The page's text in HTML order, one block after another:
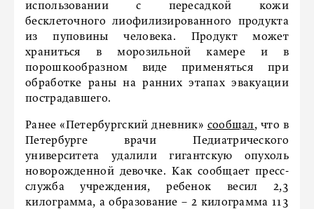
использовании с пересадкой кожи
бесклеточного лиофилизированного продукта
из пуповины человека. Продукт может
храниться в морозильной камере и в
порошкообразном виде применяться при
обработке раны на ранних этапах эвакуации
пострадавшего.
Ранее «Петербургский дневник» сообщал, что в
Петербурге врачи Педиатрического
университета удалили гигантскую опухоль
новорожденной девочке. Как сообщает пресс-
служба учреждения, ребенок весил 2,3
килограмма, а образование – 2 килограмма 113